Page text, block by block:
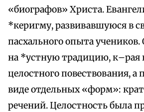
«биографов» Христа.
*керигму, развивавшуюся в
пасхального опыта
на *устную традицию, к–рая
целостного повествования, а
виде отдельных «форм»:
речений. Целостность была